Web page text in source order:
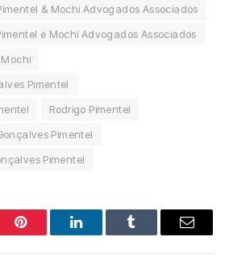
& Mochi Advogados Associados
e Mochi Advogados Associados
Pimentel
Rodrigo Pimentel
Pimentel
Pimentel
Pinterest LinkedInTumblr Email